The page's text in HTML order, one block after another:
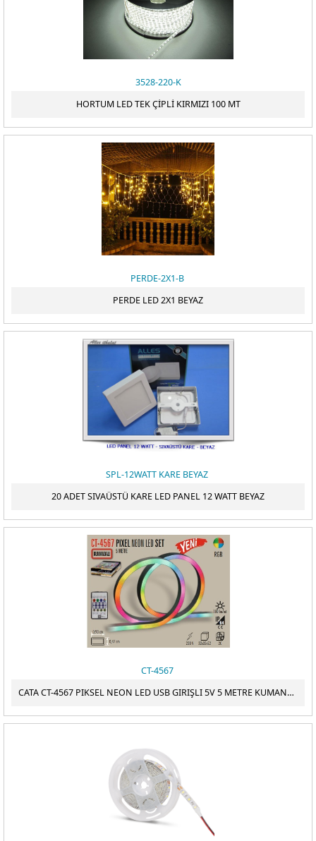
3528-220-K
HORTUM LED TEK ÇİPLİ KIRMIZI 100 MT
PERDE-2X1-B
PERDE LED 2X1 BEYAZ
SPL-12WATT KARE BEYAZ
20 ADET SIVAÜSTÜ KARE LED PANEL 12 WATT BEYAZ
CT-4567
CATA CT-4567 PIKSEL NEON LED USB GIRIŞLI 5V 5 METRE KUMANDALI ? TAK ÇALIŞTIR SET